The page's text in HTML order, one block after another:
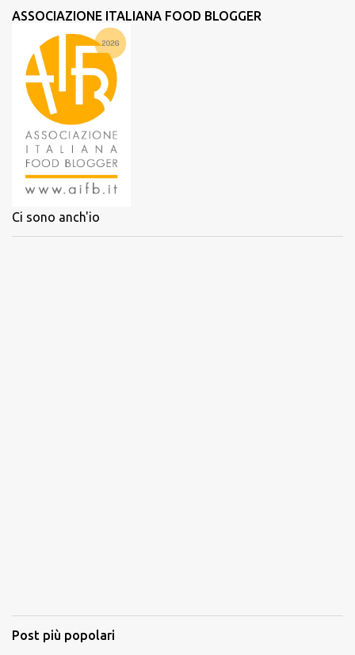
ASSOCIAZIONE ITALIANA FOOD BLOGGER
Ci sono anch'io
Post più popolari